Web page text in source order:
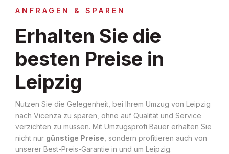
ANFRAGEN & SPAREN
Erhalten Sie die
besten Preise in
Leipzig
Nutzen Sie die Gelegenheit, bei Ihrem Umzug von Leipzig
nach Vicenza zu sparen, ohne auf Qualität und Service
verzichten zu müssen. Mit Umzugsprofi Bauer erhalten Sie
nicht nur günstige Preise , sondern profitieren auch von
unserer Best-Preis-Garantie in und um Leipzig.